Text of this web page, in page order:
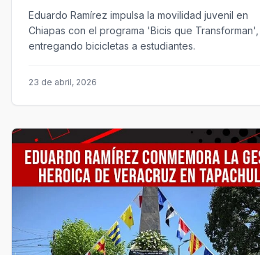
Eduardo Ramírez impulsa la movilidad juvenil en
Chiapas con el programa 'Bicis que Transforman',
entregando bicicletas a estudiantes.
23 de abril, 2026